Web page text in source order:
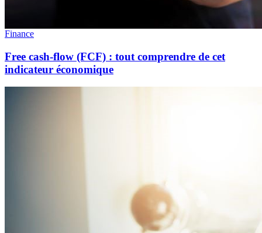
Finance
Free cash-flow (FCF) : tout comprendre de cet
indicateur économique